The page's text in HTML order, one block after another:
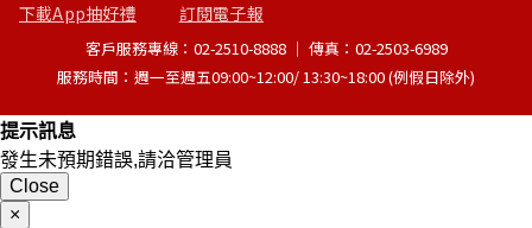
下載App抽好禮 訂閱電子報
客戶服務專線：02-2510-8888 │ 傳真：02-2503-6989
服務時間：週一至週五09:00~12:00/ 13:30~18:00 (例假日除外)
提示訊息
發生未預期錯誤,請洽管理員
Close
×